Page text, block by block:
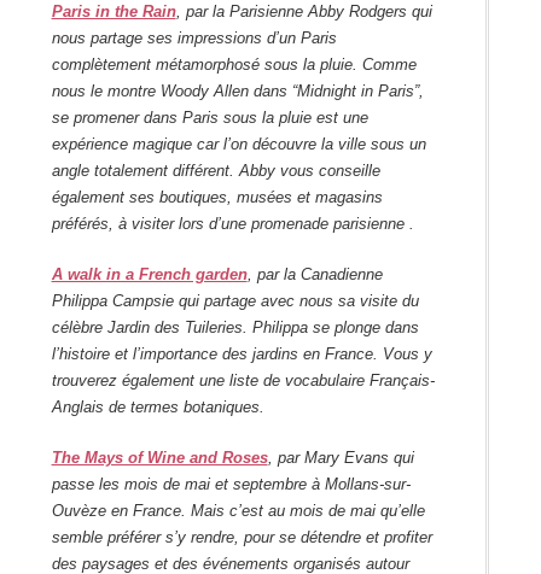
Paris in the Rain, par la Parisienne Abby Rodgers qui
nous partage ses impressions d’un Paris
complètement métamorphosé sous la pluie. Comme
nous le montre Woody Allen dans “Midnight in Paris”,
se promener dans Paris sous la pluie est une
expérience magique car l’on découvre la ville sous un
angle totalement différent. Abby vous conseille
également ses boutiques, musées et magasins
préférés, à visiter lors d’une promenade parisienne .
A walk in a French garden, par la Canadienne
Philippa Campsie qui partage avec nous sa visite du
célèbre Jardin des Tuileries. Philippa se plonge dans
l’histoire et l’importance des jardins en France. Vous y
trouverez également une liste de vocabulaire Français-
Anglais de termes botaniques.
The Mays of Wine and Roses, par Mary Evans qui
passe les mois de mai et septembre à Mollans-sur-
Ouvèze en France. Mais c’est au mois de mai qu’elle
semble préférer s’y rendre, pour se détendre et profiter
des paysages et des événements organisés autour